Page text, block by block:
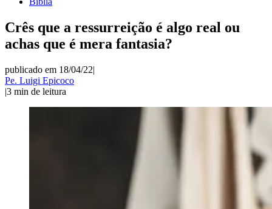
Crês que a ressurreição é algo real ou
achas que é mera fantasia?
publicado em 18/04/22|
Pe. Luigi Epicoco
|3 min de leitura